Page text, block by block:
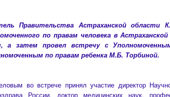
Правительства Астраханской области
по правам человека в
а затем провел встречу с
по правам ребенка М.Б. Торбиной.
во встрече принял участие директор
России, доктор медицинских наук,